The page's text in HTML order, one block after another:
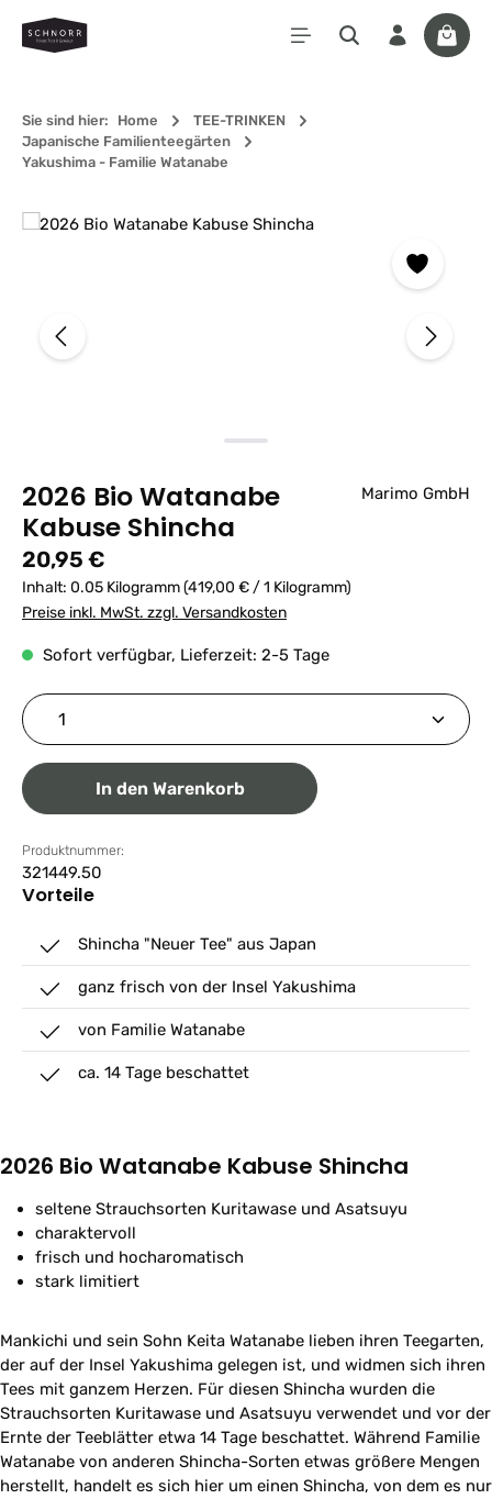
Zum Hauptinhalt springen
Sie sind hier: Home
TEE-TRINKEN
Japanische Familienteegärten
Yakushima - Familie Watanabe
Bildergalerie überspringen
2026 Bio Watanabe
Kabuse Shincha
Marimo GmbH
Regulärer Preis:
20,95 €
Inhalt: 0.05 Kilogramm(419,00 € / 1 Kilogramm)
Preise inkl. MwSt. zzgl. Versandkosten
Sofort verfügbar, Lieferzeit: 2-5 Tage
Produkt Anzahl: Gib den gewünschten Wert ein
In den Warenkorb
Produktnummer:
321449.50
Vorteile
Shincha "Neuer Tee" aus Japan
ganz frisch von der Insel Yakushima
von Familie Watanabe
ca. 14 Tage beschattet
2026 Bio Watanabe Kabuse Shincha
seltene Strauchsorten Kuritawase und Asatsuyu
charaktervoll
frisch und hocharomatisch
stark limitiert
Mankichi und sein Sohn Keita Watanabe lieben ihren Teegarten,
der auf der Insel Yakushima gelegen ist, und widmen sich ihren
Tees mit ganzem Herzen. Für diesen Shincha wurden die
Strauchsorten Kuritawase und Asatsuyu verwendet und vor der
Ernte der Teeblätter etwa 14 Tage beschattet. Während Familie
Watanabe von anderen Shincha-Sorten etwas größere Mengen
herstellt, handelt es sich hier um einen Shincha, von dem es nur